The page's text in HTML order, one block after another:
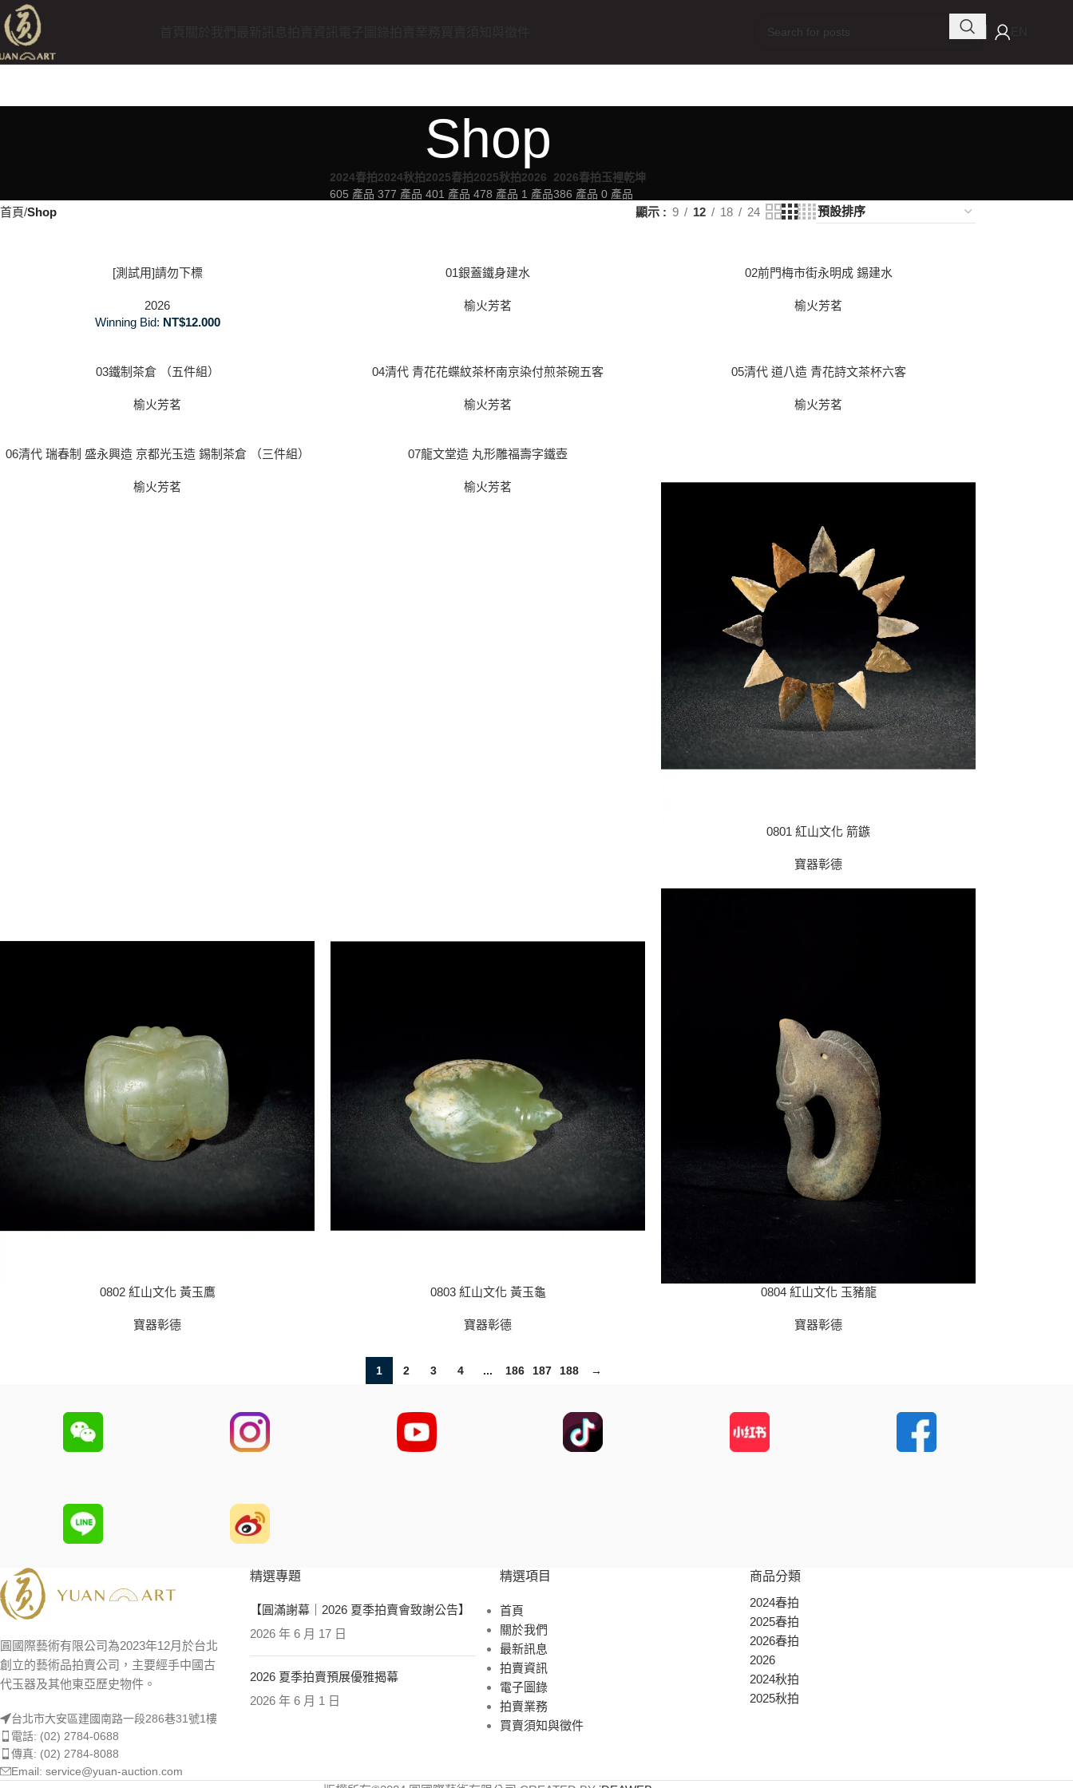
Shop
2024春拍
605 產品
2024秋拍
377 產品
2025春拍
401 產品
2025秋拍
478 產品
2026
1 產品
2026春拍
386 產品
玉裡乾坤
0 產品
首頁 Shop 顯示 9 12 18 24
[測試用]請勿下標
2026
Winning Bid: NT$12.000
01銀蓋鐵身建水
榆火芳茗
02前門梅市街永明成 錫建水
榆火芳茗
03鐵制茶倉 （五件組）
榆火芳茗
04清代 青花花蝶紋茶杯南京染付煎茶碗五客
榆火芳茗
05清代 道八造 青花詩文茶杯六客
榆火芳茗
06清代 瑞春制 盛永興造 京都光玉造 錫制茶倉 （三件組）
榆火芳茗
07龍文堂造 丸形雕福壽字鐵壺
榆火芳茗
0801 紅山文化 箭鏃
寶器彰德
0802 紅山文化 黃玉鷹
寶器彰德
0803 紅山文化 黃玉龜
寶器彰德
0804 紅山文化 玉豬龍
寶器彰德
1 2 3 4 ... 186 187 188 →
圓國際藝術有限公司為2023年12月於台北
創立的藝術品拍賣公司，主要經手中國古
代玉器及其他東亞歷史物件。
台北市大安區建國南路一段286巷31號1樓
電話: (02) 2784-0688
傳真: (02) 2784-8088
Email: service@yuan-auction.com
精選專題
【圓滿謝幕｜2026 夏季拍賣會致謝公告】
2026 年 6 月 17 日
2026 夏季拍賣預展優雅揭幕
2026 年 6 月 1 日
精選項目
首頁
關於我們
最新訊息
拍賣資訊
電子圖錄
拍賣業務
買賣須知與徵件
商品分類
2024春拍
2025春拍
2026春拍
2026
2024秋拍
2025秋拍